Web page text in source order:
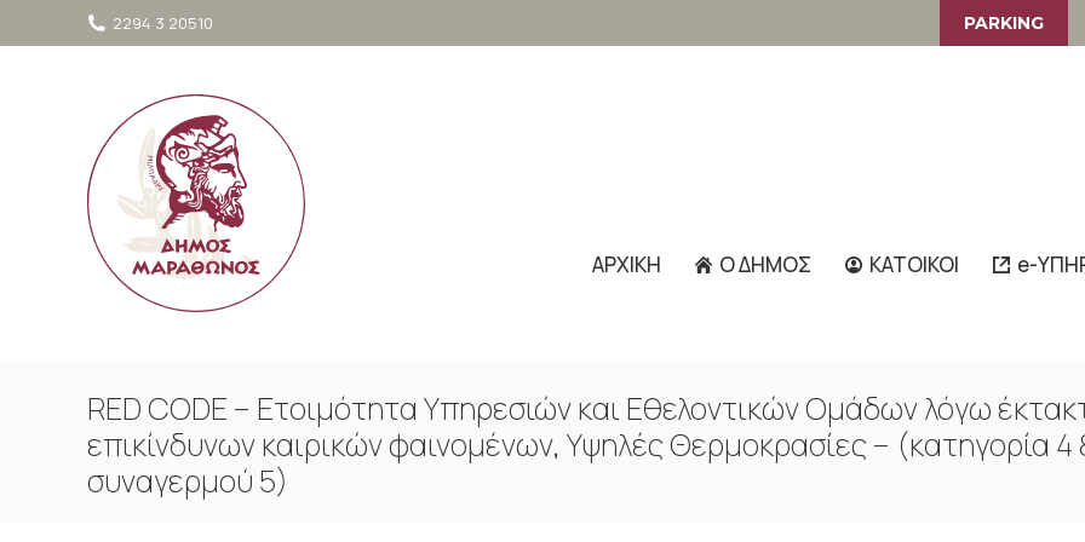
περιεχόμενο2294 3 20510 PARKING
ΑΡΧΙΚΗ Ο ΔΗΜΟΣ ΚΑΤΟΙΚΟΙ e-
RED CODE – Ετοιμότητα Υπηρεσιών και Εθελοντικών Ομάδων λόγω
επικίνδυνων καιρικών φαινομένων, Υψηλές Θερμοκρασίες – (κατηγορία
συναγερμού 5)